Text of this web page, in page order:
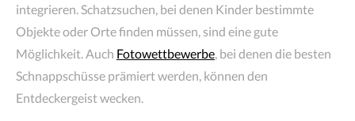
integrieren. Schatzsuchen, bei denen Kinder bestimmte
Objekte oder Orte finden müssen, sind eine gute
Möglichkeit. Auch Fotowettbewerbe, bei denen die besten
Schnappschüsse prämiert werden, können den
Entdeckergeist wecken.